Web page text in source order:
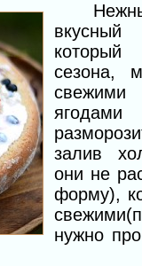
сезона,
свежими
залив
они не
форму),
нужно